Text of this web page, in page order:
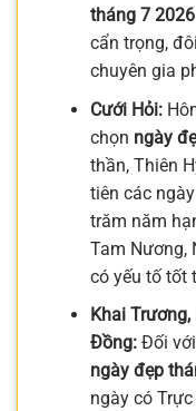
tháng 7 2026
cẩn trọng,
chuyên gia
Cưới Hỏi:
chọn ngày
thần, Thiên
tiên các
trăm năm
Tam Nương,
có yếu tố tốt
Khai Trương,
Đồng:Đối với
ngày đẹp
ngày có